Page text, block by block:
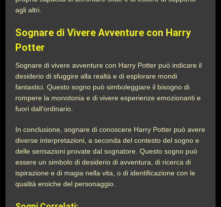
agli altri.
Sognare di Vivere Avventure con Harry
Potter
Sognare di vivere avventure con Harry Potter può indicare il
desiderio di sfuggire alla realtà e di esplorare mondi
fantastici. Questo sogno può simboleggiare il bisogno di
rompere la monotonia e di vivere esperienze emozionanti e
fuori dall’ordinario.
In conclusione, sognare di conoscere Harry Potter può avere
diverse interpretazioni, a seconda del contesto del sogno e
delle sensazioni provate dal sognatore. Questo sogno può
essere un simbolo di desiderio di avventura, di ricerca di
ispirazione e di magia nella vita, o di identificazione con le
qualità eroiche del personaggio.